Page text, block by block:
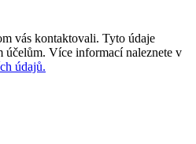
vás kontaktovali. Tyto údaje
účelům. Více informací naleznete v
údajů.